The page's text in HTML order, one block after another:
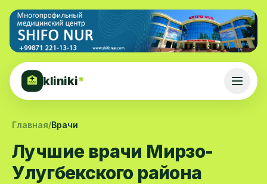
🏥 kliniki*
Главная/Врачи
Лучшие врачи Мирзо-
Улугбекского района